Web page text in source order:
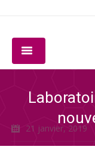
LOGICIEL
21 janvier, 2019